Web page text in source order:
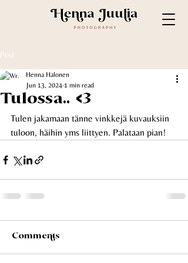
Post
Tulossa.. <3
Henna Halonen
Jun 13, 2024 1 min read
Tulen jakamaan tänne vinkkejä kuvauksiin
tuloon, häihin yms liittyen. Palataan pian!
Comments